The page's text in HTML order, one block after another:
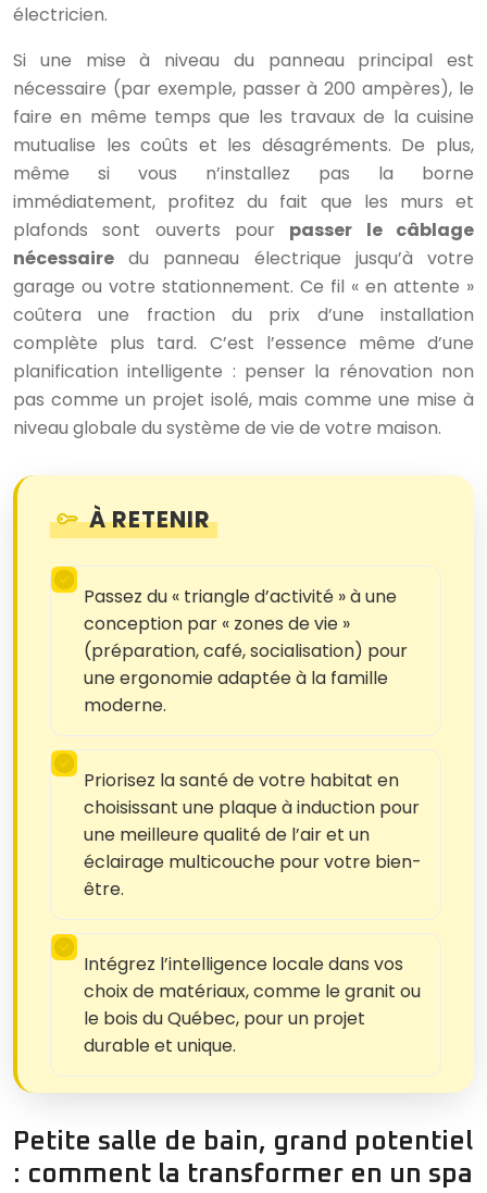
électricien.
Si une mise à niveau du panneau principal est
nécessaire (par exemple, passer à 200 ampères), le
faire en même temps que les travaux de la cuisine
mutualise les coûts et les désagréments. De plus,
même si vous n’installez pas la borne
immédiatement, profitez du fait que les murs et
plafonds sont ouverts pour passer le câblage
nécessaire du panneau électrique jusqu’à votre
garage ou votre stationnement. Ce fil « en attente »
coûtera une fraction du prix d’une installation
complète plus tard. C’est l’essence même d’une
planification intelligente : penser la rénovation non
pas comme un projet isolé, mais comme une mise à
niveau globale du système de vie de votre maison.
À RETENIR
Passez du « triangle d’activité » à une
conception par « zones de vie »
(préparation, café, socialisation) pour
une ergonomie adaptée à la famille
moderne.
Priorisez la santé de votre habitat en
choisissant une plaque à induction pour
une meilleure qualité de l’air et un
éclairage multicouche pour votre bien-
être.
Intégrez l’intelligence locale dans vos
choix de matériaux, comme le granit ou
le bois du Québec, pour un projet
durable et unique.
Petite salle de bain, grand potentiel
: comment la transformer en un spa